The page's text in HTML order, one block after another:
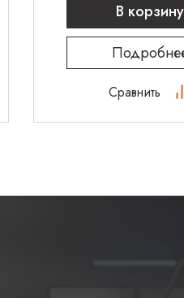
В корзину
Сравнить